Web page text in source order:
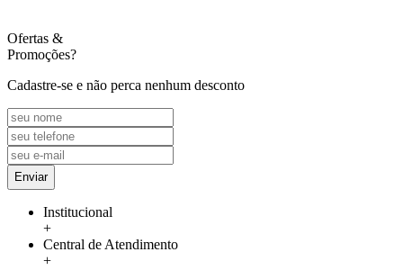
Ofertas &
Promoções?
Cadastre-se e não perca nenhum desconto
Enviar
Institucional
+
Central de Atendimento
+